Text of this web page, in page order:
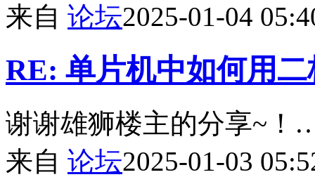
来自 论坛2025-01-04
RE: 单片机中如何用
谢谢雄狮楼主的分享~
来自 论坛2025-01-03